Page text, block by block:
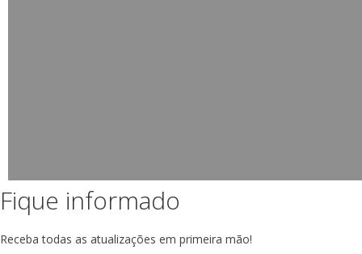
Fique informado
Receba todas as atualizações em primeira mão!